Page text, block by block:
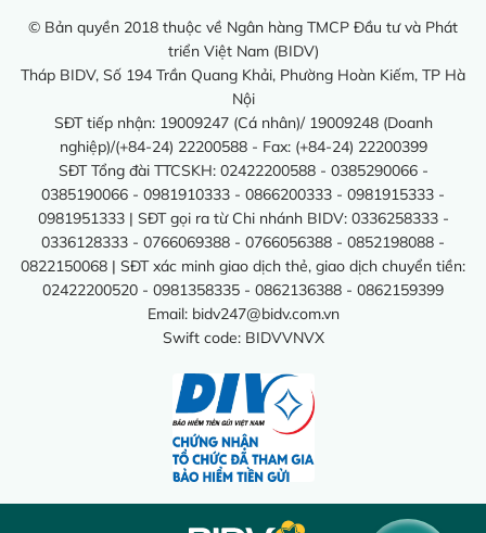
© Bản quyền 2018 thuộc về Ngân hàng TMCP Đầu tư và Phát
triển Việt Nam (BIDV)
Tháp BIDV, Số 194 Trần Quang Khải, Phường Hoàn Kiếm, TP Hà
Nội
SĐT tiếp nhận: 19009247 (Cá nhân)/ 19009248 (Doanh
nghiệp)/(+84-24) 22200588 - Fax: (+84-24) 22200399
SĐT Tổng đài TTCSKH: 02422200588 - 0385290066 -
0385190066 - 0981910333 - 0866200333 - 0981915333 -
0981951333 | SĐT gọi ra từ Chi nhánh BIDV: 0336258333 -
0336128333 - 0766069388 - 0766056388 - 0852198088 -
0822150068 | SĐT xác minh giao dịch thẻ, giao dịch chuyển tiền:
02422200520 - 0981358335 - 0862136388 - 0862159399
Email: bidv247@bidv.com.vn
Swift code: BIDVVNVX